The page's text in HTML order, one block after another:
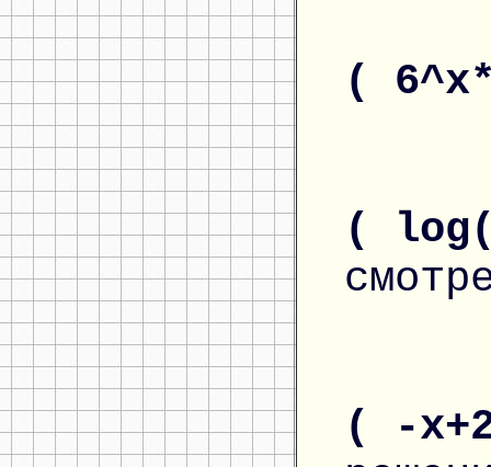
(
(
( -